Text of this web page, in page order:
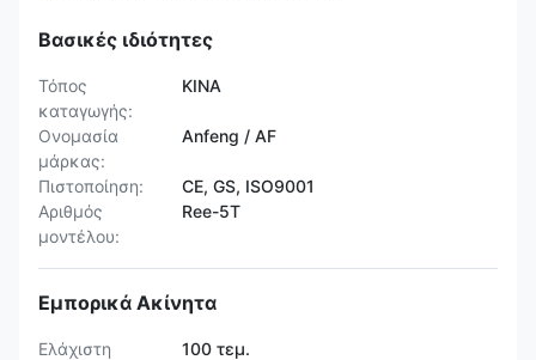
Βασικές ιδιότητες
Τόπος
καταγωγής:
ΚΙΝΑ
Ονομασία
μάρκας:
Anfeng / AF
Πιστοποίηση:
CE, GS, ISO9001
Αριθμός
μοντέλου:
Ree-5T
Εμπορικά Ακίνητα
Ελάχιστη
100 τεμ.